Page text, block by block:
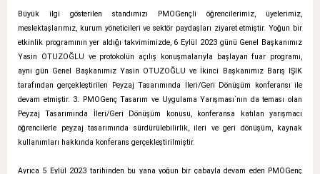
Büyük ilgi gösterilen standımızı PMOGençli öğrencilerimiz, üyelerimiz,
meslektaşlarımız, kurum yöneticileri ve sektör paydaşları ziyaret etmiştir. Yoğun bir
etkinlik programının yer aldığı takvimimizde, 6 Eylül 2023 günü Genel Başkanımız
Yasin OTUZOĞLU ve protokolün açılış konuşmalarıyla başlayan fuar programı,
aynı gün Genel Başkanımız Yasin OTUZOĞLU ve İkinci Başkanımız Barış IŞIK
tarafından gerçekleştirilen Peyzaj Tasarımında İleri/Geri Dönüşüm konferansı ile
devam etmiştir. 3. PMOGenç Tasarım ve Uygulama Yarışması`nın da teması olan
Peyzaj Tasarımında İleri/Geri Dönüşüm konusu, konferansa katılan yarışmacı
öğrencilerle peyzaj tasarımında sürdürülebilirlik, ileri ve geri dönüşüm, kaynak
kullanımları hakkında konferans gerçekleştirilmiştir.
Ayrıca 5 Eylül 2023 tarihinden bu yana yoğun bir çabayla devam eden PMOGenç